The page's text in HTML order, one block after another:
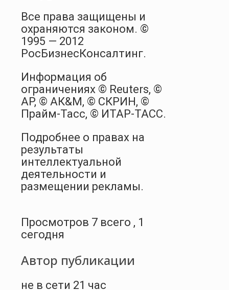
Все права защищены и
охраняются законом. ©
1995 — 2012
РосБизнесКонсалтинг.
Информация об
ограничениях © Reuters, ©
AP, © АК&M, © СКРИН, ©
Прайм-Тасс, © ИТАР-ТАСС.
Подробнее о правах на
результаты
интеллектуальной
деятельности и
размещении рекламы.
Просмотров 7 всего , 1
сегодня
Автор публикации
не в сети 21 час